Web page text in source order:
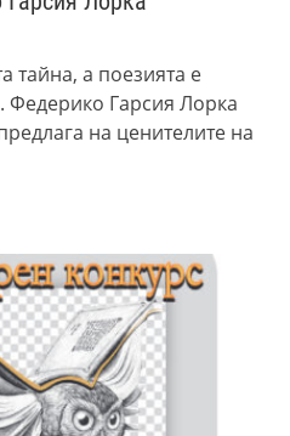
тайна, а поезията е
Федерико Гарсия Лорка
на ценителите на